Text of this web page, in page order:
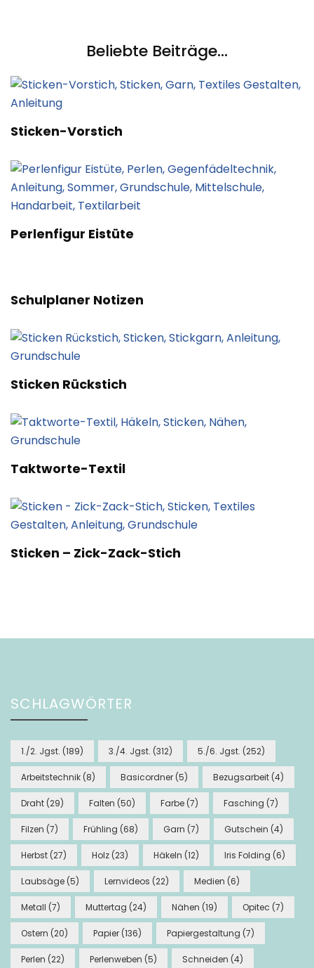
Beliebte Beiträge...
Sticken-Vorstich
Perlenfigur Eistüte
Schulplaner Notizen
Sticken Rückstich
Taktworte-Textil
Sticken – Zick-Zack-Stich
SCHLAGWÖRTER
1./2. Jgst. (189) 3./4. Jgst. (312) 5./6. Jgst. (252)
Arbeitstechnik (8) Basicordner (5) Bezugsarbeit (4)
Draht (29) Falten (50) Farbe (7) Fasching (7)
Filzen (7) Frühling (68) Garn (7) Gutschein (4)
Herbst (27) Holz (23) Häkeln (12) Iris Folding (6)
Laubsäge (5) Lernvideos (22) Medien (6)
Metall (7) Muttertag (24) Nähen (19) Opitec (7)
Ostern (20) Papier (136) Papiergestaltung (7)
Perlen (22) Perlenweben (5) Schneiden (4)